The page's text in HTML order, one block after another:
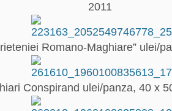
2011
Romano-Maghiare” ulei/
Conspirand ulei/panza, 40 x